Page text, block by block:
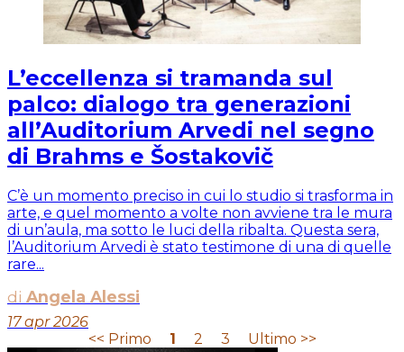
L’eccellenza si tramanda sul
palco: dialogo tra generazioni
all’Auditorium Arvedi nel segno
di Brahms e Šostakovič
C’è un momento preciso in cui lo studio si trasforma in
arte, e quel momento a volte non avviene tra le mura
di un’aula, ma sotto le luci della ribalta. Questa sera,
l’Auditorium Arvedi è stato testimone di una di quelle
rare...
di Angela Alessi
17 apr 2026
<< Primo
1 2 3 Ultimo >>